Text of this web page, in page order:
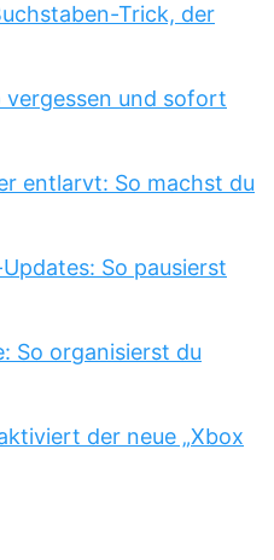
Trick, der
vergessen und sofort
entlarvt: So machst du
So pausierst
So organisierst du
der neue „Xbox